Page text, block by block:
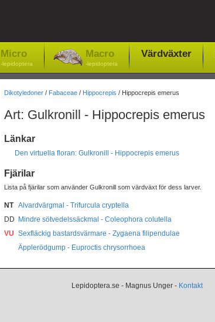
Micro
-lepidoptera
Macro
-lepidoptera
Värdväxter
Dikotyledoner/ Fabaceae/ Hippocrepis / Hippocrepis emerus
Art: Gulkronill - Hippocrepis emerus
Länkar
Den virtuella floran: Gulkronill - Hippocrepis emerus
Fjärilar
Lista på fjärilar som använder Gulkronill som värdväxt för dess larver.
NT
Alvardvärgmal - Trifurcula cryptella
DD Mindre sötvedelssäckmal - Coleophora colutella
VU Sexfläckig bastardsvärmare - Zygaena filipendulae
Äpplerödgump - Euproctis chrysorrhoea
Lepidoptera.se - Magnus Unger - Kontakt